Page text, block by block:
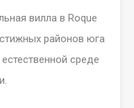
вилла в Roque
районов юга
среде